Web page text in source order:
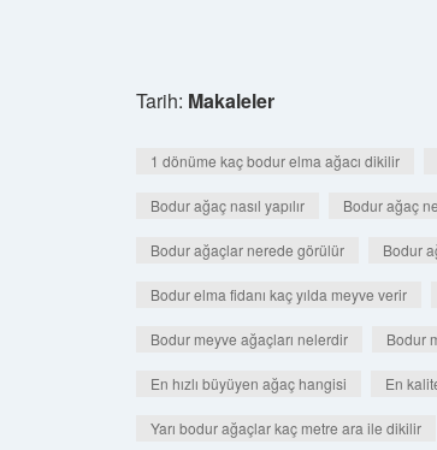
Tarih: Makaleler
1 dönüme kaç bodur elma ağacı dikilir
Bodur ağaç nasıl yapılır Bodur ağaç
Bodur ağaçlar nerede görülür Bodur
Bodur elma fidanı kaç yılda meyve verir
Bodur meyve ağaçları nelerdir Bodur
En hızlı büyüyen ağaç hangisi En
Yarı bodur ağaçlar kaç metre ara ile dikilir